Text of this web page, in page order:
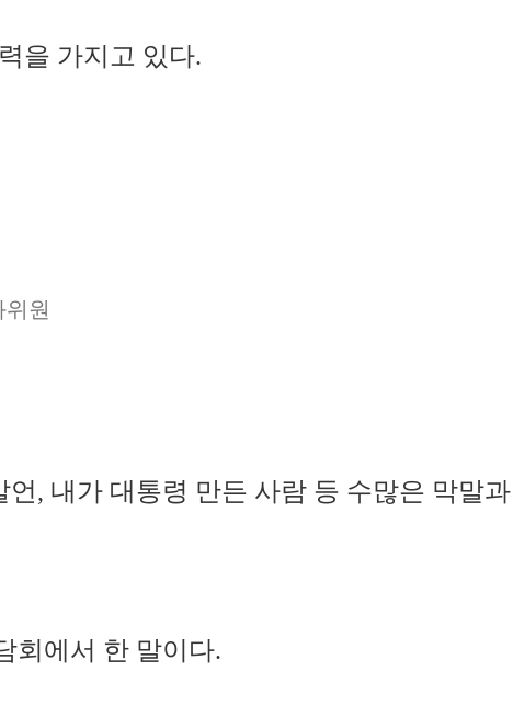
을 가지고 있다.
원
, 내가 대통령 만든 사람 등 수많은 막말
회에서 한 말이다.